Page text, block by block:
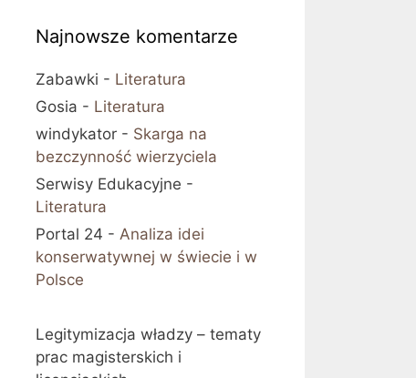
Najnowsze komentarze
Zabawki - Literatura
Gosia - Literatura
windykator - Skarga na
bezczynność wierzyciela
Serwisy Edukacyjne -
Literatura
Portal 24 - Analiza idei
konserwatywnej w świecie i w
Polsce
Legitymizacja władzy – tematy
prac magisterskich i